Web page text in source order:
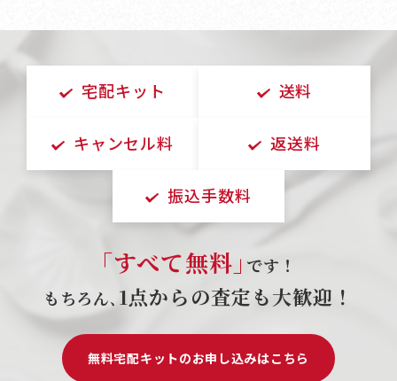
宅配キット 送料
キャンセル料 返送料
振込手数料
｢すべて無料｣ です！
もちろん､ 1点からの査定も大歓迎！
無料宅配キットのお申し込みはこちら